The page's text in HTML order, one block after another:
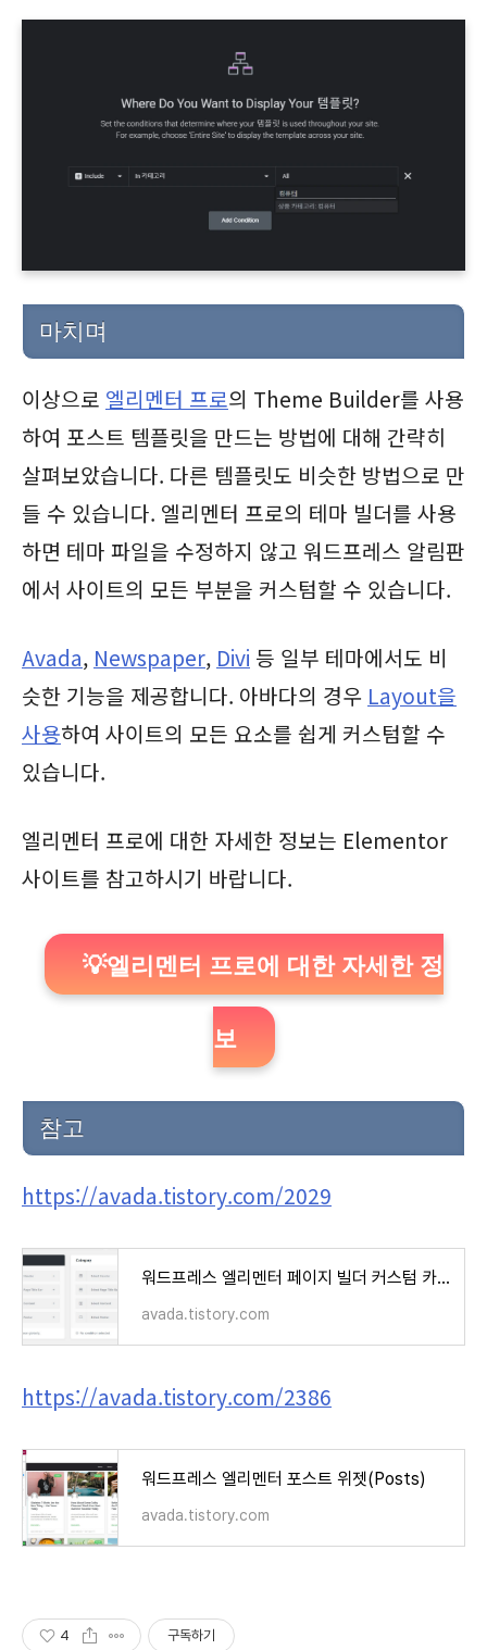
마치며
이상으로 엘리멘터 프로의 Theme Builder를 사용
하여 포스트 템플릿을 만드는 방법에 대해 간략히
살펴보았습니다. 다른 템플릿도 비슷한 방법으로 만
들 수 있습니다. 엘리멘터 프로의 테마 빌더를 사용
하면 테마 파일을 수정하지 않고 워드프레스 알림판
에서 사이트의 모든 부분을 커스텀할 수 있습니다.
Avada, Newspaper, Divi 등 일부 테마에서도 비
슷한 기능을 제공합니다. 아바다의 경우 Layout을
사용하여 사이트의 모든 요소를 쉽게 커스텀할 수
있습니다.
엘리멘터 프로에 대한 자세한 정보는 Elementor
사이트를 참고하시기 바랍니다.
💡엘리멘터 프로에 대한 자세한 정
보
참고
https://avada.tistory.com/2029
워드프레스 엘리멘터 페이지 빌더 커스텀 카테고리 템플릿 만들기
avada.tistory.com
https://avada.tistory.com/2386
워드프레스 엘리멘터 포스트 위젯(Posts)
avada.tistory.com
4 구독하기